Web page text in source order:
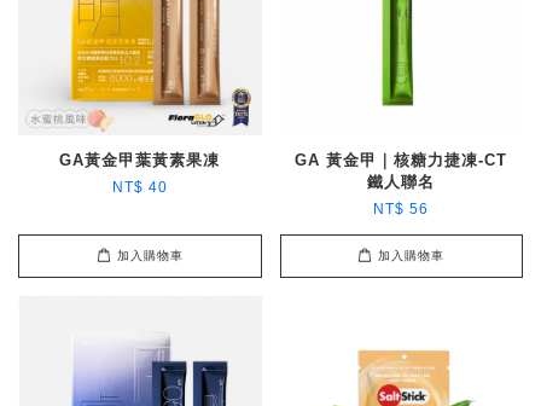
GA黃金甲葉黃素果凍
NT$ 40
加入購物車
GA 黃金甲｜核糖力捷凍-CT
鐵人聯名
NT$ 56
加入購物車